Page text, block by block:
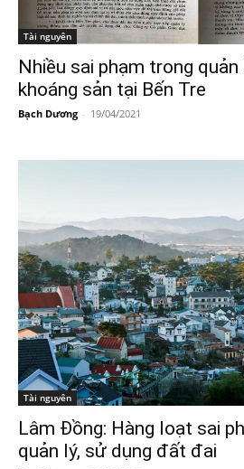
Tài nguyên
Nhiều sai phạm trong
khoáng sản tại Bến Tre
Bạch Dương - 19/04/2021
Tài nguyên
Lâm Đồng: Hàng loạt sai
quản lý, sử dụng đất đai